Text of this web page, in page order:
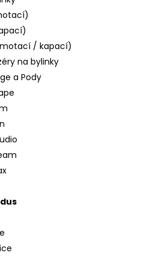
/ kapací)
na bylinky
a Pody
SHIP 10ML 11MG
Kč